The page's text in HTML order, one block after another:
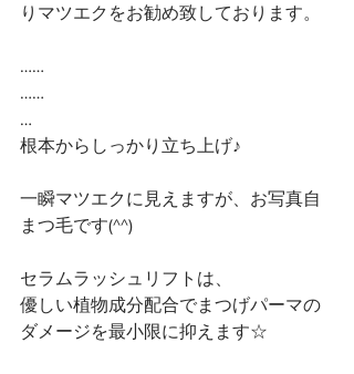
りマツエクをお勧め致しております。
……
……
…
根本からしっかり立ち上げ♪
一瞬マツエクに見えますが、お写真自
まつ毛です(^^)
セラムラッシュリフトは、
優しい植物成分配合でまつげパーマの
ダメージを最小限に抑えます☆